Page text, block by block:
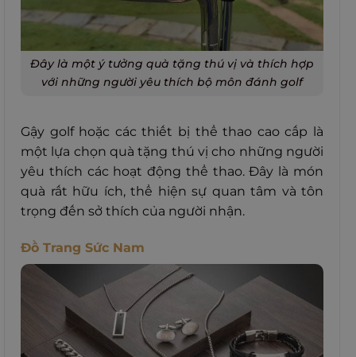
Đây là một ý tưởng quà tặng thú vị và thích hợp
với những người yêu thích bộ môn đánh golf
Gậy golf hoặc các thiết bị thể thao cao cấp là
một lựa chọn quà tặng thú vị cho những người
yêu thích các hoạt động thể thao. Đây là món
quà rất hữu ích, thể hiện sự quan tâm và tôn
trọng đến sở thích của người nhận.
Đồ Trang Sức Nam